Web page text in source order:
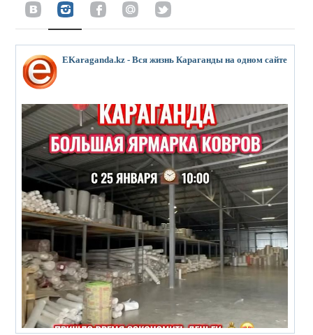
EKaraganda.kz - Вся жизнь Караганды на одном сайте